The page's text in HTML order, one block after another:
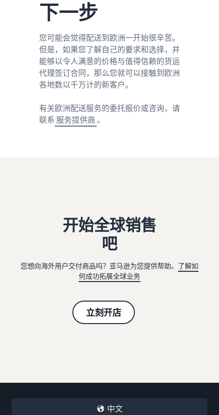
下一步
您可能会觉得配送到欧洲一开始很辛苦。
但是，如果您了解自己的要求和选择，并
能够以令人满意的价格与值得信赖的货运
代理签订合同，那么您就可以接触到欧洲
各地数以千万计的新客户。
有关欧洲配送服务的委托报价或咨询，请
联系 服务提供商 。
开始全球销售
吧
您想向海外用户交付商品吗？亚马逊为您提供帮助。 了解如
何成功拓展全球业务
立刻开店
中文